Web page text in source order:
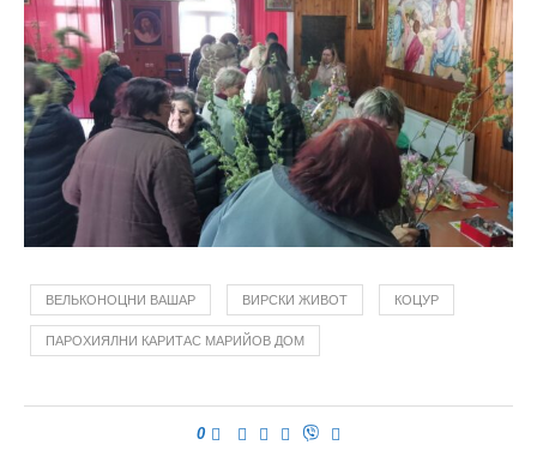
ВЕЛЬКОНОЦНИ ВАШАР ВИРСКИ ЖИВОТ КОЦУР
ПАРОХИЯЛНИ КАРИТАС МАРИЙОВ ДОМ
0